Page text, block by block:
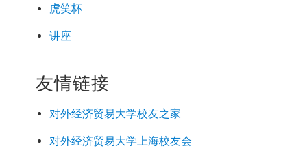
虎笑杯
讲座
友情链接
对外经济贸易大学校友之家
对外经济贸易大学上海校友会